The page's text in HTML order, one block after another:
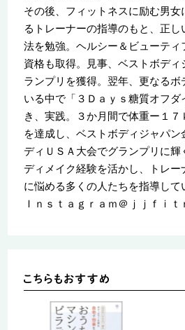
その後、フィットネスに励む男女
るトレーナーの指導のもと、正
法を勉強。ヘルシー＆ビューティ
資格も取得。見事、ベストボデ
ランプリを獲得。翌年、更なるボ
いる中で「３Ｄａｙｓ糖質オフ
き、実践。３か月間で体重ー１７
を達成し、ベストボディジャパン
ディＵＳＡ大会でグランプリに輝
ディメイク経験を活かし、トレー
に悩める多くの人たちを指導して
Ｉｎｓｔａｇｒａｍ＠ｊｊｆｉｔ